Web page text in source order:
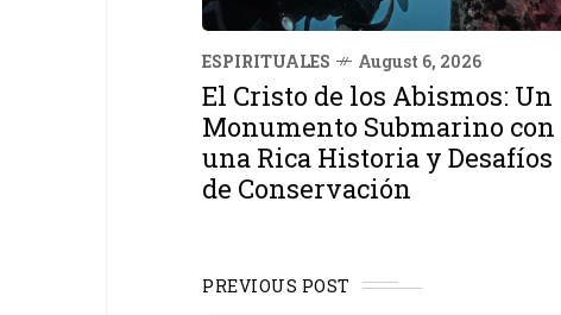
ESPIRITUALES August 6, 2026
El Cristo de los Abismos: Un
Monumento Submarino con
una Rica Historia y Desafíos
de Conservación
PREVIOUS POST